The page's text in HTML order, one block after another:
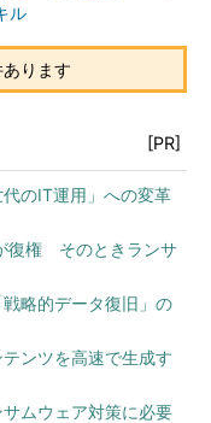
ル
ります
[PR]
のIT運用」への変革
復権 そのときランサ
略的データ復旧」の
ンツを高速で生成す
ムウェア対策に必要